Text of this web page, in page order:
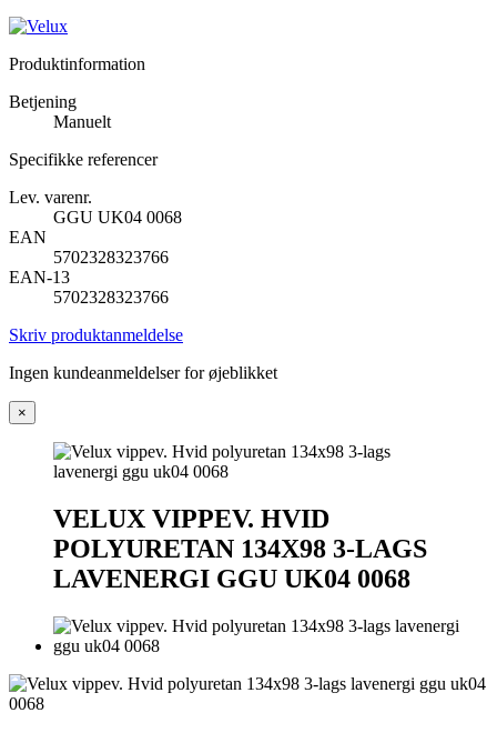
Produktinformation
Betjening
Manuelt
Specifikke referencer
Lev. varenr.
GGU UK04 0068
EAN
5702328323766
EAN-13
5702328323766
Skriv produktanmeldelse
Ingen kundeanmeldelser for øjeblikket
×
VELUX VIPPEV. HVID
POLYURETAN 134X98 3-LAGS
LAVENERGI GGU UK04 0068